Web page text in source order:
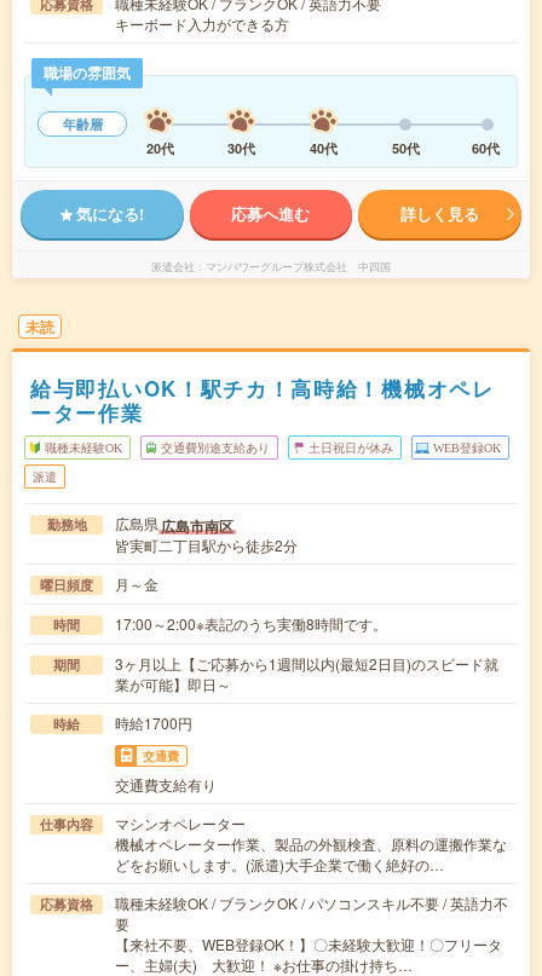
応募資格
キーボード入力ができる方
職場の雰囲気
年齢層
20代
30代 40代 50代 60代
気になる! 応募へ進む 詳しく見る
派遣会社 マンパワーグループ株式会社 中四国
未読
給与即払いOK！駅チカ！高時給！機械オペレ
ーター作業
職種未経験OK 交通費別途支給あり 土日祝日が休み WEB登録OK
派遣
勤務地 広島県広島市南区
皆実町二丁目駅から徒歩2分
曜日頻度 月～金
時間 17:00～2:00※表記のうち実働8時間です。
期間
3ヶ月以上【ご応募から1週間以内(最短2日目)のスピード就
業が可能】即日～
時給 時給1700円
交通費
交通費支給有り
仕事内容
マシンオペレーター
機械オペレーター作業、製品の外観検査、原料の運搬作業な
どをお願いします。(派遣)大手企業で働く絶好の…
応募資格
職種未経験OK / ブランクOK / パソコンスキル不要 / 英語力不
要
【来社不要、WEB登録OK！】〇未経験大歓迎！〇フリータ
ー、主婦(夫) 大歓迎！ ※お仕事の掛け持ち…